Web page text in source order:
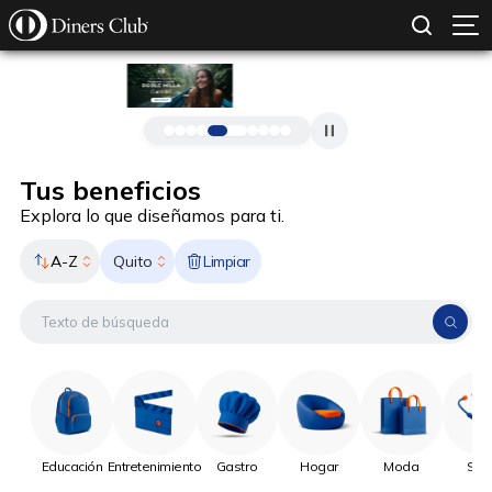
Pasar al contenido principal
Tus beneficios
Explora lo que diseñamos para ti.
A-Z Quito Limpiar
Educación Entretenimiento Gastro Hogar Moda